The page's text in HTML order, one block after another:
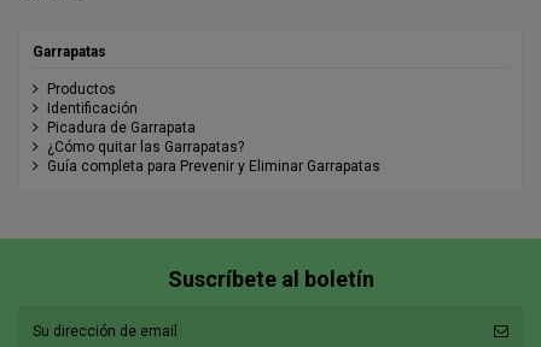
Garrapatas
Productos
Identificación
Picadura de Garrapata
¿Cómo quitar las Garrapatas?
Guía completa para Prevenir y Eliminar Garrapatas
Suscríbete al boletín